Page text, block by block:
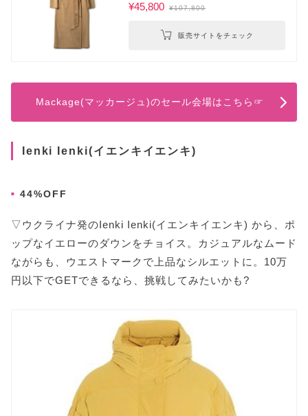
¥45,800 ¥107,800
販売サイトをチェック
Mackage(マッカージュ)のセール会場はこちら☞
Ienki Ienki(イエンキイエンキ)
44%OFF
▽ウクライナ発のIenki Ienki(イエンキイエンキ) から、ポ
ップなイエローのダウンをチョイス。カジュアルなムード
ながらも、ウエストマークで上品なシルエットに。10万
円以下でGETできるなら、挑戦してみたいかも?